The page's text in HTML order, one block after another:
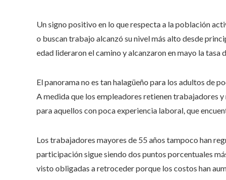
Un signo positivo en lo que respecta a la población
o buscan trabajo alcanzó su nivel más alto desde
edad lideraron el camino y alcanzaron en mayo la
El panorama no es tan halagüeño para los adultos de
A medida que los empleadores retienen trabajadores
para aquellos con poca experiencia laboral, que
Los trabajadores mayores de 55 años tampoco han
participación sigue siendo dos puntos porcentuales
visto obligadas a retroceder porque los costos han